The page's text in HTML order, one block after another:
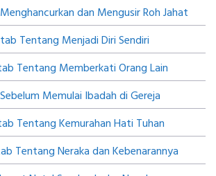
dan Mengusir Roh Jahat
Tentang Menjadi Diri Sendiri
Tentang Memberkati Orang Lain
Memulai Ibadah di Gereja
Tentang Kemurahan Hati Tuhan
Tentang Neraka dan Kebenarannya